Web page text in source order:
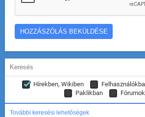
Hírekben, Wikiben
Paklikban
További keresési lehetőségek